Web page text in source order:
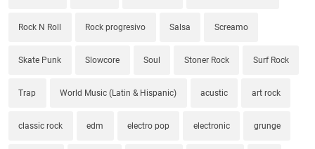
Rock N Roll Rock progresivo Salsa Screamo
Skate Punk Slowcore Soul Stoner Rock Surf Rock
Trap World Music (Latin & Hispanic) acustic art rock
classic rock edm electro pop electronic grunge